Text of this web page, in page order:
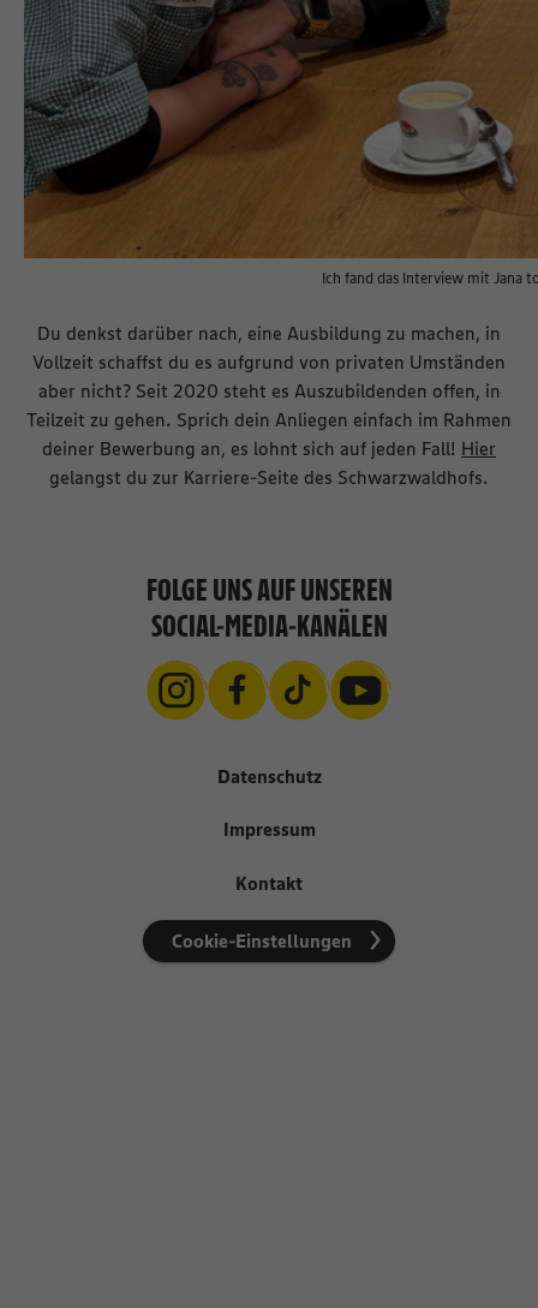
Ich fand das Interview mit Jana
Du denkst darüber nach, eine Ausbildung zu machen, in
Vollzeit schaffst du es aufgrund von privaten Umständen
aber nicht? Seit 2020 steht es Auszubildenden offen, in
Teilzeit zu gehen. Sprich dein Anliegen einfach im Rahmen
deiner Bewerbung an, es lohnt sich auf jeden Fall! Hier
gelangst du zur Karriere-Seite des Schwarzwaldhofs.
FOLGE UNS AUF UNSEREN
SOCIAL-MEDIA-KANÄLEN
Datenschutz
Impressum
Kontakt
Cookie-Einstellungen